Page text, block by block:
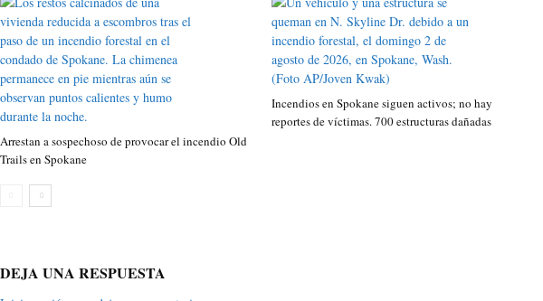
Arrestan a sospechoso de provocar el incendio Old
Trails en Spokane
Incendios en Spokane siguen activos; no hay
reportes de víctimas. 700 estructuras dañadas
DEJA UNA RESPUESTA